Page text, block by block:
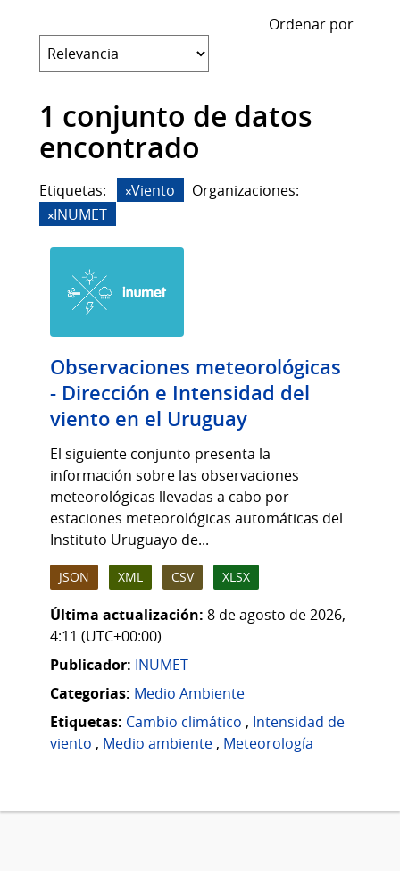
Ordenar por
1 conjunto de datos
encontrado
Etiquetas: Viento
Organizaciones:
INUMET
Observaciones meteorológicas
- Dirección e Intensidad del
viento en el Uruguay
El siguiente conjunto presenta la
información sobre las observaciones
meteorológicas llevadas a cabo por
estaciones meteorológicas automáticas del
Instituto Uruguayo de...
JSON XML CSV XLSX
Última actualización: 8 de agosto de 2026,
4:11 (UTC+00:00)
Publicador: INUMET
Categorias: Medio Ambiente
Etiquetas: Cambio climático , Intensidad de
viento , Medio ambiente , Meteorología